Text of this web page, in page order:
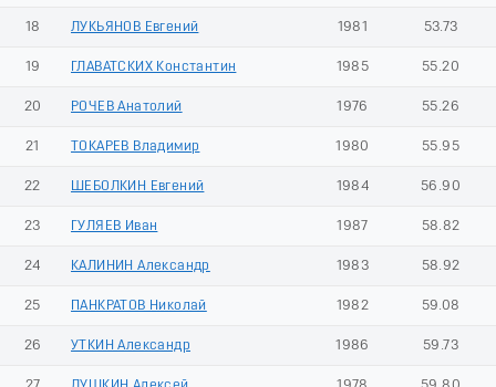
18 ЛУКЬЯНОВ Евгений 1981 53.73
19 ГЛАВАТСКИХ Константин 1985 55.20
20 РОЧЕВ Анатолий 1976 55.26
21 ТОКАРЕВ Владимир 1980 55.95
22 ШЕБОЛКИН Евгений 1984 56.90
23 ГУЛЯЕВ Иван 1987 58.82
24 КАЛИНИН Александр 1983 58.92
25 ПАНКРАТОВ Николай 1982 59.08
26 УТКИН Александр 1986 59.73